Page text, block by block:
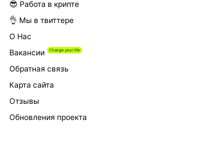
😎 Работа в крипте
👌 Мы в твиттере
О Нас
Вакансии
Обратная связь
Карта сайта
Отзывы
Обновления проекта